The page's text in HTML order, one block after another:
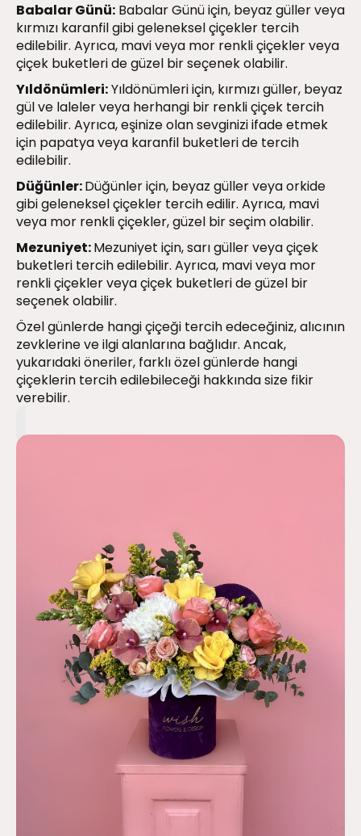
Babalar Günü: Babalar Günü için, beyaz güller veya
kırmızı karanfil gibi geleneksel çiçekler tercih
edilebilir. Ayrıca, mavi veya mor renkli çiçekler veya
çiçek buketleri de güzel bir seçenek olabilir.
Yıldönümleri:Yıldönümleri için, kırmızı güller, beyaz
gül ve laleler veya herhangi bir renkli çiçek tercih
edilebilir. Ayrıca, eşinize olan sevginizi ifade etmek
için papatya veya karanfil buketleri de tercih
edilebilir.
Düğünler:Düğünler için, beyaz güller veya orkide
gibi geleneksel çiçekler tercih edilir. Ayrıca, mavi
veya mor renkli çiçekler, güzel bir seçim olabilir.
Mezuniyet:Mezuniyet için, sarı güller veya çiçek
buketleri tercih edilebilir. Ayrıca, mavi veya mor
renkli çiçekler veya çiçek buketleri de güzel bir
seçenek olabilir.
Özel günlerde hangi çiçeği tercih edeceğiniz, alıcının
zevklerine ve ilgi alanlarına bağlıdır. Ancak,
yukarıdaki öneriler, farklı özel günlerde hangi
çiçeklerin tercih edilebileceği hakkında size fikir
verebilir.